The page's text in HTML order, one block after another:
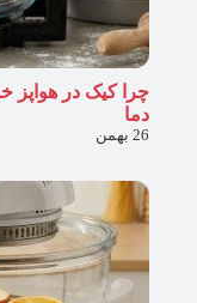
چرا کیک در
دما
26 بهمن